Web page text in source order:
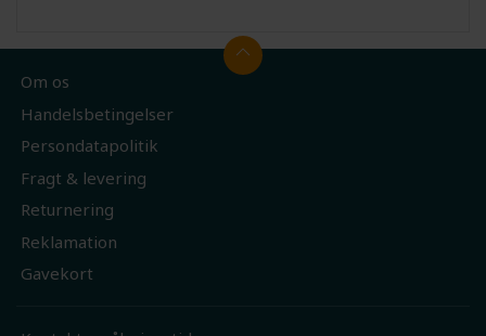
Om os
Handelsbetingelser
Persondatapolitik
Fragt & levering
Returnering
Reklamation
Gavekort